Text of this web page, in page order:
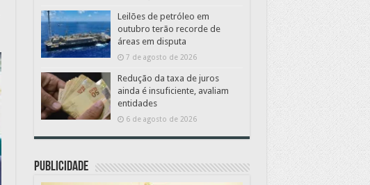
Leilões de petróleo em
outubro terão recorde de
áreas em disputa
7 de agosto de 2026
Redução da taxa de juros
ainda é insuficiente, avaliam
entidades
6 de agosto de 2026
PUBLICIDADE